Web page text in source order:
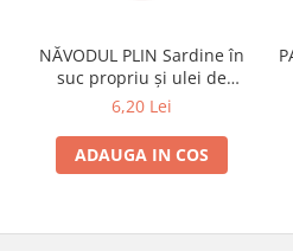
NĂVODUL PLIN Sardine în
suc propriu și ulei de
floarea-soarelui 160g
6,20 Lei
ADAUGA IN COS